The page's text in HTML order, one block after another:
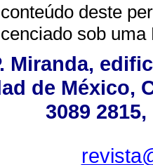
deste
sob uma
Miranda,
de México,
3089